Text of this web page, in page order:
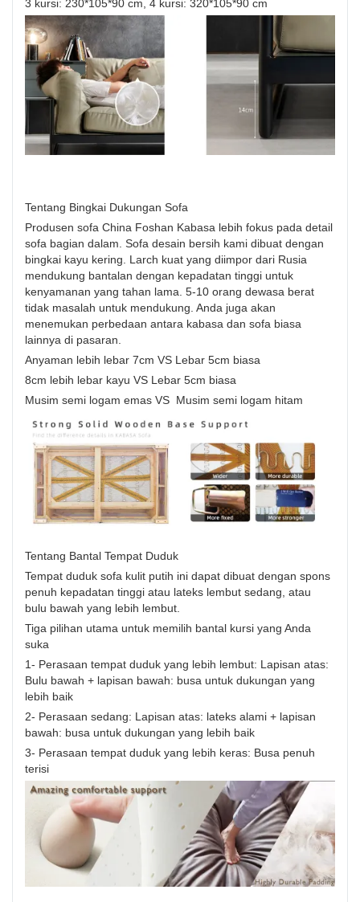
3 kursi: 230*105*90 cm, 4 kursi: 320*105*90 cm
Tentang Bingkai Dukungan Sofa
Produsen sofa China Foshan Kabasa lebih fokus pada detail
sofa bagian dalam. Sofa desain bersih kami dibuat dengan
bingkai kayu kering. Larch kuat yang diimpor dari Rusia
mendukung bantalan dengan kepadatan tinggi untuk
kenyamanan yang tahan lama. 5-10 orang dewasa berat
tidak masalah untuk mendukung. Anda juga akan
menemukan perbedaan antara kabasa dan sofa biasa
lainnya di pasaran.
Anyaman lebih lebar 7cm VS Lebar 5cm biasa
8cm lebih lebar kayu VS Lebar 5cm biasa
Musim semi logam emas VS Musim semi logam hitam
Tentang Bantal Tempat Duduk
Tempat duduk sofa kulit putih ini dapat dibuat dengan spons
penuh kepadatan tinggi atau lateks lembut sedang, atau
bulu bawah yang lebih lembut.
Tiga pilihan utama untuk memilih bantal kursi yang Anda
suka
1- Perasaan tempat duduk yang lebih lembut: Lapisan atas:
Bulu bawah + lapisan bawah: busa untuk dukungan yang
lebih baik
2- Perasaan sedang: Lapisan atas: lateks alami + lapisan
bawah: busa untuk dukungan yang lebih baik
3- Perasaan tempat duduk yang lebih keras: Busa penuh
terisi